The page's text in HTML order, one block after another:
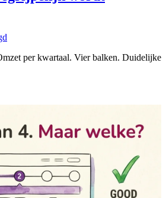
per kwartaal. Vier balken. Duidelijke